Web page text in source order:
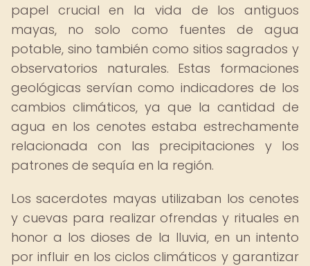
papel crucial en la vida de los antiguos
mayas, no solo como fuentes de agua
potable, sino también como sitios sagrados y
observatorios naturales. Estas formaciones
geológicas servían como indicadores de los
cambios climáticos, ya que la cantidad de
agua en los cenotes estaba estrechamente
relacionada con las precipitaciones y los
patrones de sequía en la región.
Los sacerdotes mayas utilizaban los cenotes
y cuevas para realizar ofrendas y rituales en
honor a los dioses de la lluvia, en un intento
por influir en los ciclos climáticos y garantizar